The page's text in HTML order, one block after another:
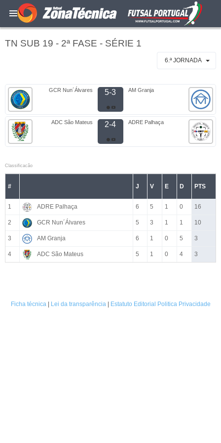
TN SUB 19 - 2ª FASE - SÉRIE 1
6.ª JORNADA
GCR Nun´Álvares 5-3 AM Granja
ADC São Mateus 2-4 ADRE Palhaça
Classificacão
# J V E D PTS
1 ADRE Palhaça 6 5 1 0 16
2 GCR Nun´Álvares 5 3 1 1 10
3 AM Granja 6 1 0 5 3
4 ADC São Mateus 5 1 0 4 3
Ficha técnica| Lei da transparência| Estatuto Editorial Politica Privacidade